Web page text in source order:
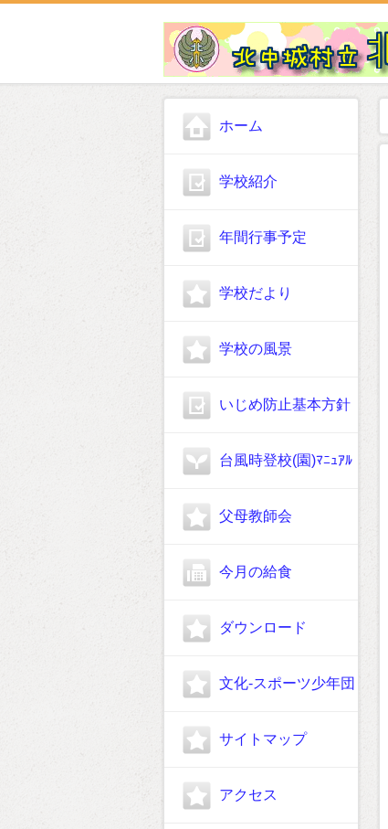
ホーム
学校紹介
年間行事予定
学校だより
学校の風景
いじめ防止基本方針
台風時登校(園)ﾏﾆｭｱﾙ
父母教師会
今月の給食
ダウンロード
文化-スポーツ少年団
サイトマップ
アクセス